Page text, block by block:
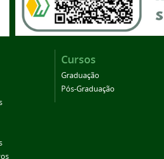
Cursos
Graduação
Pós-Graduação